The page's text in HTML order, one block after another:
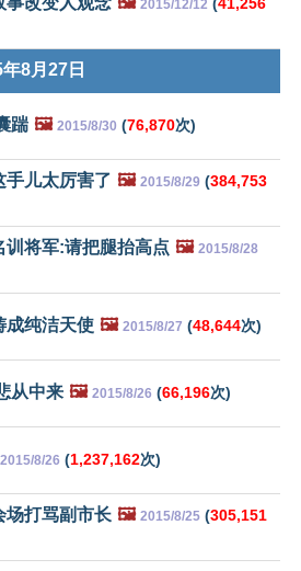
2015/12/12
8月27日
踹 🖼️ 2015/8/30 (76,870次)
手儿太厉害了 🖼️ 2015/8/29 (384,753
训将军:请把腿抬高点 🖼️ 2015/8/28
成纯洁天使 🖼️ 2015/8/27 (48,644次)
从中来 🖼️ 2015/8/26 (66,196次)
2015/8/26 (1,237,162次)
场打骂副市长 🖼️ 2015/8/25 (305,151